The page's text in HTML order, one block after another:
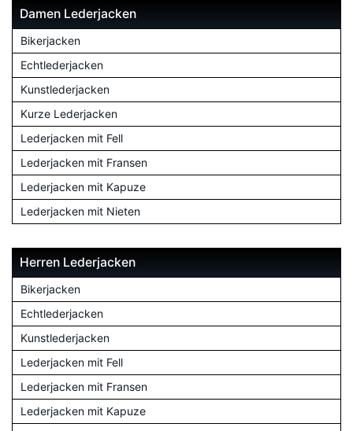
Damen Lederjacken
Bikerjacken
Echtlederjacken
Kunstlederjacken
Kurze Lederjacken
Lederjacken mit Fell
Lederjacken mit Fransen
Lederjacken mit Kapuze
Lederjacken mit Nieten
Herren Lederjacken
Bikerjacken
Echtlederjacken
Kunstlederjacken
Lederjacken mit Fell
Lederjacken mit Fransen
Lederjacken mit Kapuze